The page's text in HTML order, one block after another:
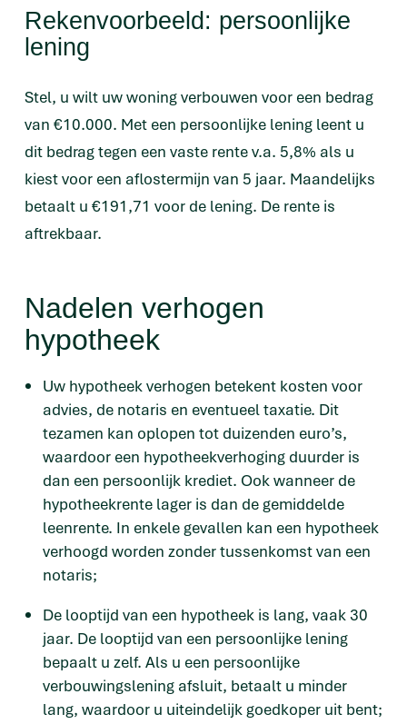
Rekenvoorbeeld: persoonlijke
lening
Stel, u wilt uw woning verbouwen voor een bedrag
van €10.000. Met een persoonlijke lening leent u
dit bedrag tegen een vaste rente v.a. 5,8% als u
kiest voor een aflostermijn van 5 jaar. Maandelijks
betaalt u €191,71 voor de lening. De rente is
aftrekbaar.
Nadelen verhogen
hypotheek
Uw hypotheek verhogen betekent kosten voor
advies, de notaris en eventueel taxatie. Dit
tezamen kan oplopen tot duizenden euro’s,
waardoor een hypotheekverhoging duurder is
dan een persoonlijk krediet. Ook wanneer de
hypotheekrente lager is dan de gemiddelde
leenrente. In enkele gevallen kan een hypotheek
verhoogd worden zonder tussenkomst van een
notaris;
De looptijd van een hypotheek is lang, vaak 30
jaar. De looptijd van een persoonlijke lening
bepaalt u zelf. Als u een persoonlijke
verbouwingslening afsluit, betaalt u minder
lang, waardoor u uiteindelijk goedkoper uit bent;